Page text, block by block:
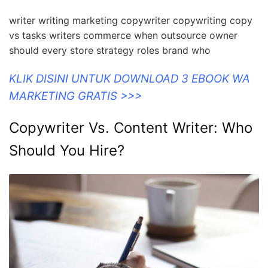
writer writing marketing copywriter copywriting copy
vs tasks writers commerce when outsource owner
should every store strategy roles brand who
KLIK DISINI UNTUK DOWNLOAD 3 EBOOK WA
MARKETING GRATIS >>>
Copywriter Vs. Content Writer: Who
Should You Hire?